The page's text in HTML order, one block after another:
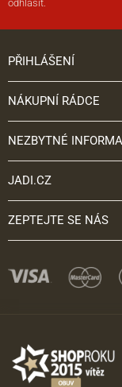
odhlásit.
PŘIHLÁŠENÍ
NÁKUPNÍ RÁDCE
NEZBYTNÉ
JADI.CZ
ZEPTEJTE SE NÁS